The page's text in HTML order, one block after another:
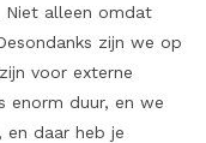
Niet alleen omdat
zijn we op
voor externe
enorm duur, en we
en daar heb je